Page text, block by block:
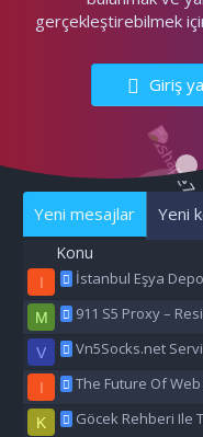
gerçekleştirebilmek
Giriş
Yeni mesajlar Yeni
Konu
I İstanbul Eşya
M 911 S5 Proxy –
V Vn5Socks.net
I The Future Of Web
K Göcek Rehberi Ile Tekne